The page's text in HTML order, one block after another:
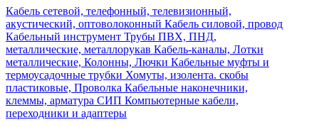
Кабель сетевой, телефонный, телевизионный,
акустический, оптоволоконный Кабель силовой, провод
Кабельный инструмент Трубы ПВХ, ПНД,
металлические, металлорукав Кабель-каналы, Лотки
металлические, Колонны, Лючки Кабельные муфты и
термоусадочные трубки Хомуты, изолента. скобы
пластиковые, Проволка Кабельные наконечники,
клеммы, арматура СИП Компьютерные кабели,
переходники и адаптеры